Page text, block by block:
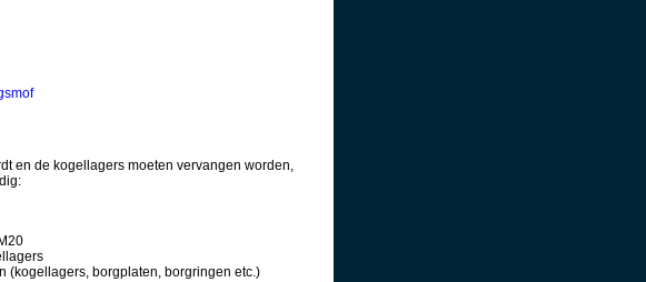
en de kogellagers moeten vervangen worden,
(kogellagers, borgplaten, borgringen etc.)